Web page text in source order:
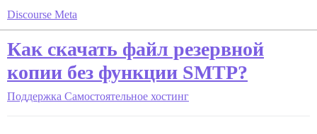
Discourse Meta
Как скачать файл резервной
копии без функции SMTP?
Поддержка Самостоятельное хостинг